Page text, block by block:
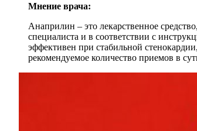
Мнение врача:
Анаприлин – это лекарственное
специалиста и в соответствии с
эффективен при стабильной
рекомендуемое количество приемов в